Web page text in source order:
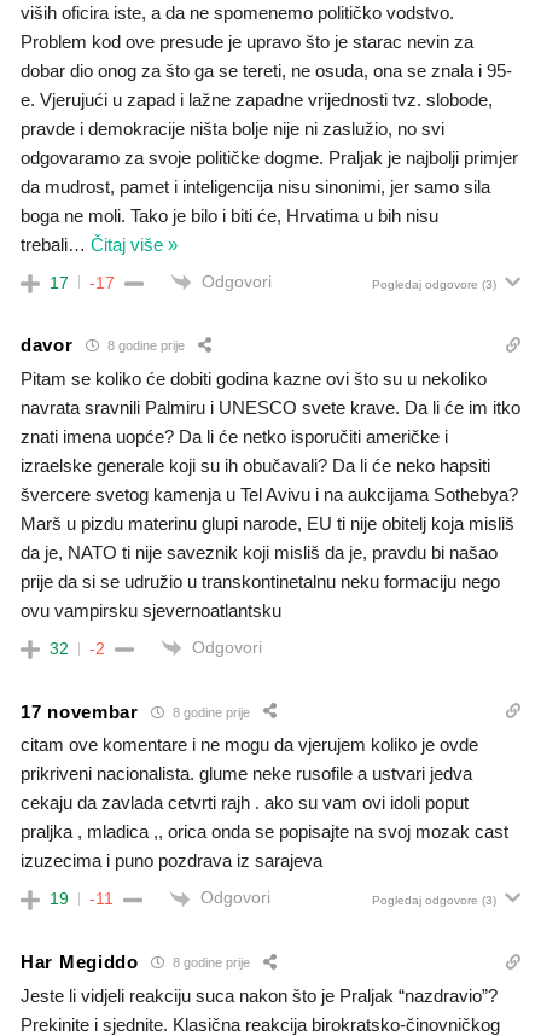
viših oficira iste, a da ne spomenemo političko vodstvo.
Problem kod ove presude je upravo što je starac nevin za
dobar dio onog za što ga se tereti, ne osuda, ona se znala i 95-
e. Vjerujući u zapad i lažne zapadne vrijednosti tvz. slobode,
pravde i demokracije ništa bolje nije ni zaslužio, no svi
odgovaramo za svoje političke dogme. Praljak je najbolji primjer
da mudrost, pamet i inteligencija nisu sinonimi, jer samo sila
boga ne moli. Tako je bilo i biti će, Hrvatima u bih nisu
trebali… Čitaj više »
17 -17 Odgovori Pogledaj odgovore (3)
davor 8 godine prije
Pitam se koliko će dobiti godina kazne ovi što su u nekoliko
navrata sravnili Palmiru i UNESCO svete krave. Da li će im itko
znati imena uopće? Da li će netko isporučiti američke i
izraelske generale koji su ih obučavali? Da li će neko hapsiti
švercere svetog kamenja u Tel Avivu i na aukcijama Sothebya?
Marš u pizdu materinu glupi narode, EU ti nije obitelj koja misliš
da je, NATO ti nije saveznik koji misliš da je, pravdu bi našao
prije da si se udružio u transkontinetalnu neku formaciju nego
ovu vampirsku sjevernoatlantsku
32 -2 Odgovori
17 novembar 8 godine prije
citam ove komentare i ne mogu da vjerujem koliko je ovde
prikriveni nacionalista. glume neke rusofile a ustvari jedva
cekaju da zavlada cetvrti rajh . ako su vam ovi idoli poput
praljka , mladica ,, orica onda se popisajte na svoj mozak cast
izuzecima i puno pozdrava iz sarajeva
19 -11 Odgovori Pogledaj odgovore (3)
Har Megiddo 8 godine prije
Jeste li vidjeli reakciju suca nakon što je Praljak “nazdravio”?
Prekinite i sjednite. Klasična reakcija birokratsko-činovničkog